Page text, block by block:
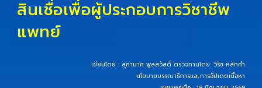
สินเชื่อเพื่อผู้ประกอบการวิชาชีพ
แพทย์
เขียนโดย : สุฑามาศ พูลสวัสดิ์ตรวจทานโดย: วิรัช หลักคำ
นโยบายบรรณาธิการและการอัปเดตเนื้อหา